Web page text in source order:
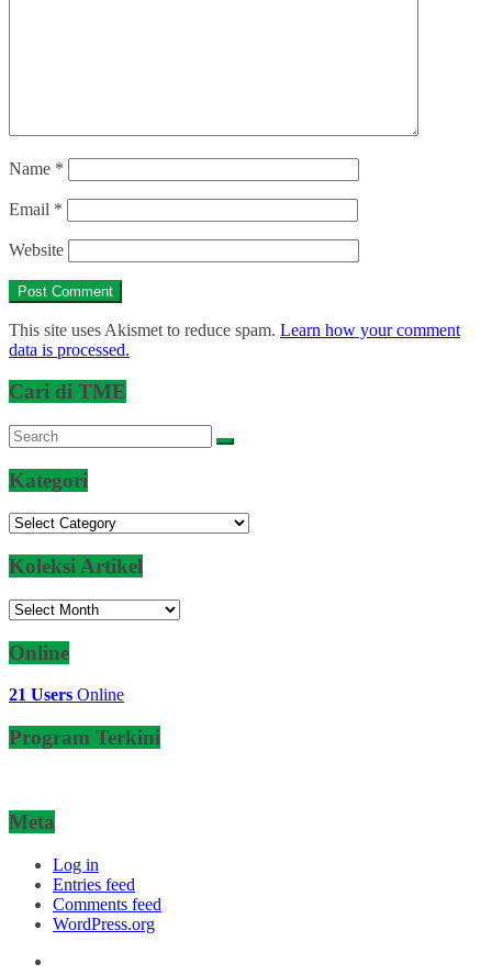
Name *
Email *
Website
This site uses Akismet to reduce spam. Learn how your comment
data is processed.
Cari di TME
Kategori
Kategori
Koleksi Artikel
Koleksi
Online
21 Users Online
Program Terkini
Meta
Log in
Entries feed
Comments feed
WordPress.org